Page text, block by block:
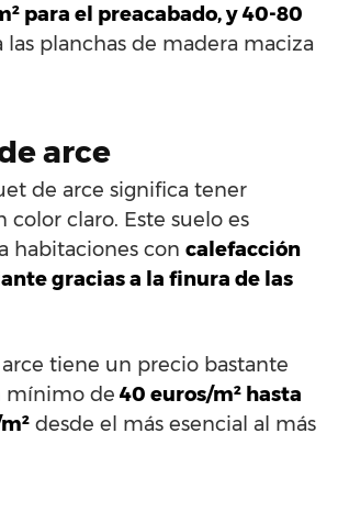
para el preacabado, y 40-80
las planchas de madera maciza
arce
de arce significa tener
color claro. Este suelo es
habitaciones con calefacción
gracias a la finura de las
tiene un precio bastante
mínimo de 40 euros/m² hasta
desde el más esencial al más